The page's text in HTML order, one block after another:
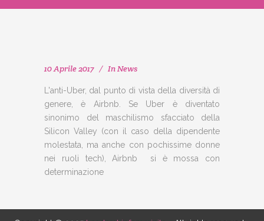
10 Aprile 2017 InNews
L'anti-Uber, dal punto di vista della diversità di
genere, è Airbnb. Se Uber è diventato
sinonimo del maschilismo sfacciato della
Silicon Valley (con il caso della dipendente
molestata, ma anche con pochissime donne
nei ruoli tech), Airbnb si è mossa con
determinazione